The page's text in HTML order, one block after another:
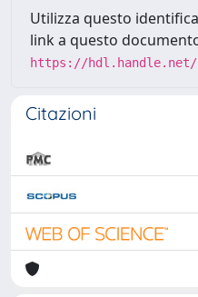
Utilizza questo
link a questo
https://hdl.handle.net/
Citazioni